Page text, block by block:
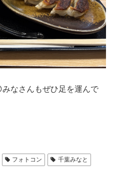
なさんもぜひ足を運んで
フォトコン
千葉みなと